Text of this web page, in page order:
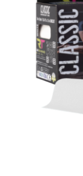
Strona główna